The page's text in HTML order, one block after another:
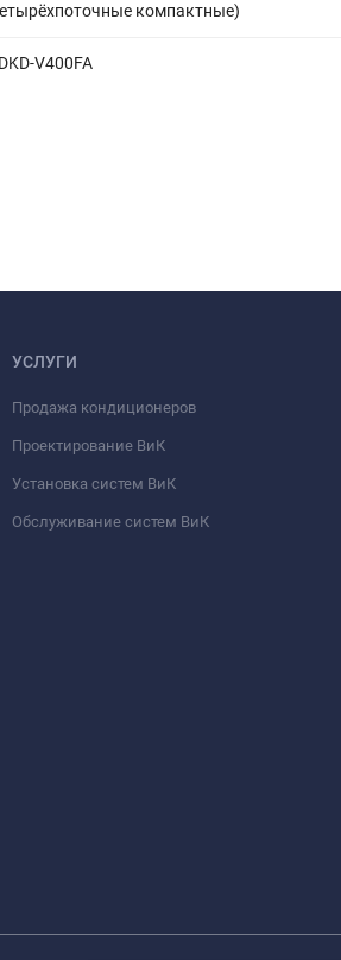
компактные)
V400FA
УСЛУГИ
Продажа кондиционеров
Проектирование ВиК
Установка систем ВиК
Обслуживание систем ВиК